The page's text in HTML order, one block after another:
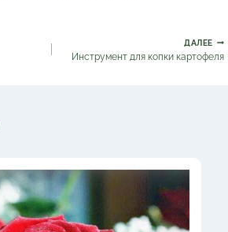
ДАЛЕЕ
Инструмент для копки картофеля